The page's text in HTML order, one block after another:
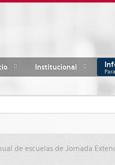
Institucional
de escuelas de Jornada